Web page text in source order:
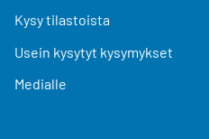
Kysy tilastoista
Usein kysytyt kysymykset
Medialle